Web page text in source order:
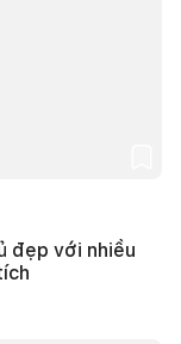
đẹp với nhiều